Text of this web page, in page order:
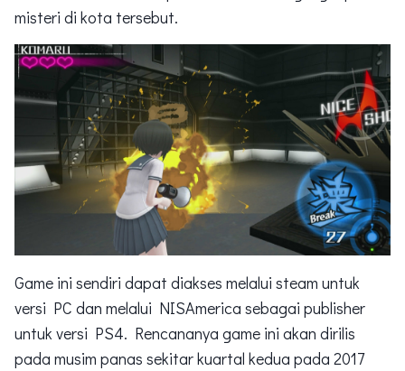
misteri di kota tersebut.
Game ini sendiri dapat diakses melalui steam untuk
versi PC dan melalui NISAmerica sebagai publisher
untuk versi PS4. Rencananya game ini akan dirilis
pada musim panas sekitar kuartal kedua pada 2017